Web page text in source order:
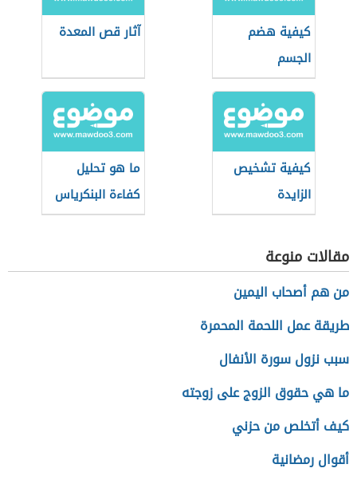
كيفية هضم
الجسم
للكربوهيدرات
آثار قص المعدة
كيفية تشخيص
الزايدة
ما هو تحليل
كفاءة البنكرياس
مقالات منوعة
من هم أصحاب اليمين
طريقة عمل اللحمة المحمرة
سبب نزول سورة الأنفال
ما هي حقوق الزوج على زوجته
كيف أتخلص من حزني
أقوال رمضانية